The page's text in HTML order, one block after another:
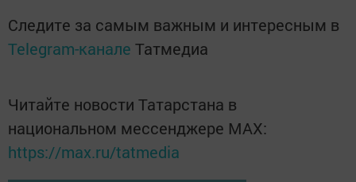
Следите за самым важным и интересным в
Telegram-канале Татмедиа
Читайте новости Татарстана в
национальном мессенджере MАХ:
https://max.ru/tatmedia